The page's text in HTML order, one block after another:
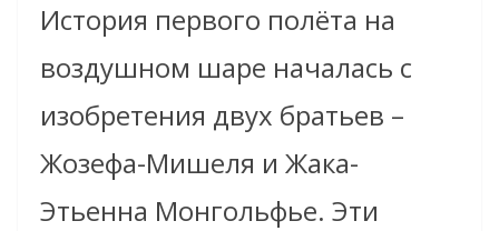
История первого полёта на
воздушном шаре началась с
изобретения двух братьев –
Жозефа-Мишеля и Жака-
Этьенна Монгольфье. Эти